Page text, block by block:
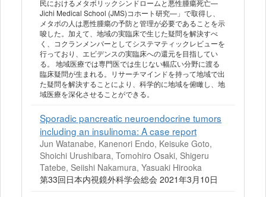
民におけるメタボリックシンドロームと悪性腫瘍死亡—
Jichi Medical School (JMS)コホート研究—」で取得し、
メタボの人は悪性腫瘍の予防と管理が必要であることを示
唆した。加えて、地域の実臨床で生じた疑問を解決すべ
く、コクランメンバーとしてシステマティックレビューを
行っており、エビデンスの実臨床への還元を目指してい
る。 地域医療では専門医では生じない幅広い分野に渡る
臨床疑問が生まれる。リサーチマインドを持って地域で出
た疑問を解決することにより、科学的に地域を俯瞰し、地
域医療を深化させることができる。
Sporadic pancreatic neuroendocrine tumors
including an insulinoma: A case report
Jun Watanabe, Kanenori Endo, Keisuke Goto,
Shoichi Urushibara, Tomohiro Osaki, Shigeru
Tatebe, Seiishi Nakamura, Yasuaki Hirooka
第33回日本内視鏡外科学会総会 2021年3月10日